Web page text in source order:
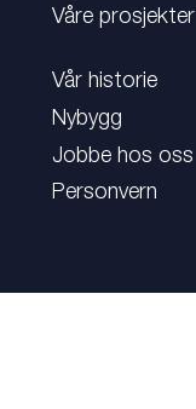
Våre prosjekter
Vår historie
Nybygg
Jobbe hos oss
Personvern